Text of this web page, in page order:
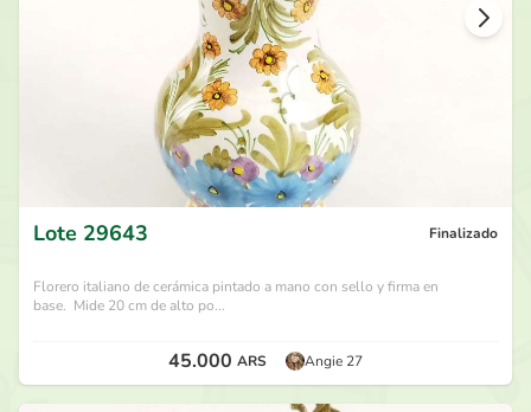
ARS por Oscar Fang
75.000 ARS por
Rodripar
hace 1 mes
70.000 ARS por Oscar Fang
hace 1 mes
Lote 29643 Finalizado
Florero italiano de cerámica pintado a mano con sello y firma en
base. Mide 20 cm de alto po...
45.000 ARS Angie 27